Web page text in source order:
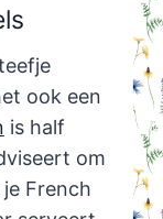
ook een
is half
om
French